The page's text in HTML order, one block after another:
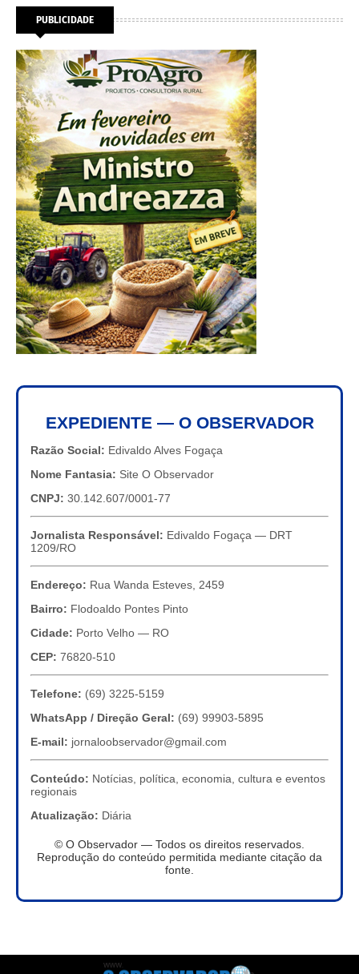
PUBLICIDADE
EXPEDIENTE — O OBSERVADOR
Razão Social: Edivaldo Alves Fogaça
Nome Fantasia: Site O Observador
CNPJ: 30.142.607/0001-77
Jornalista Responsável: Edivaldo Fogaça — DRT
1209/RO
Endereço: Rua Wanda Esteves, 2459
Bairro: Flodoaldo Pontes Pinto
Cidade: Porto Velho — RO
CEP: 76820-510
Telefone: (69) 3225-5159
WhatsApp / Direção Geral: (69) 99903-5895
E-mail: jornaloobservador@gmail.com
Conteúdo: Notícias, política, economia, cultura e eventos
regionais
Atualização: Diária
© O Observador — Todos os direitos reservados.
Reprodução do conteúdo permitida mediante citação da
fonte.